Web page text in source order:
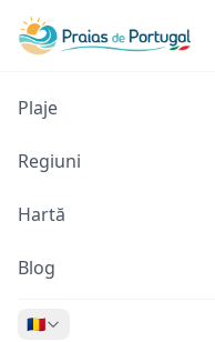
Plaje
Regiuni
Hartă
Blog
🇷🇴